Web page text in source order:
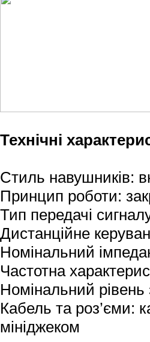
Технічні
Стиль навушників:
Принцип роботи:
Тип передачі
Дистанційне
Номінальний
Частотна
Номінальний рівень
Кабель та роз’єми:
мініджеком